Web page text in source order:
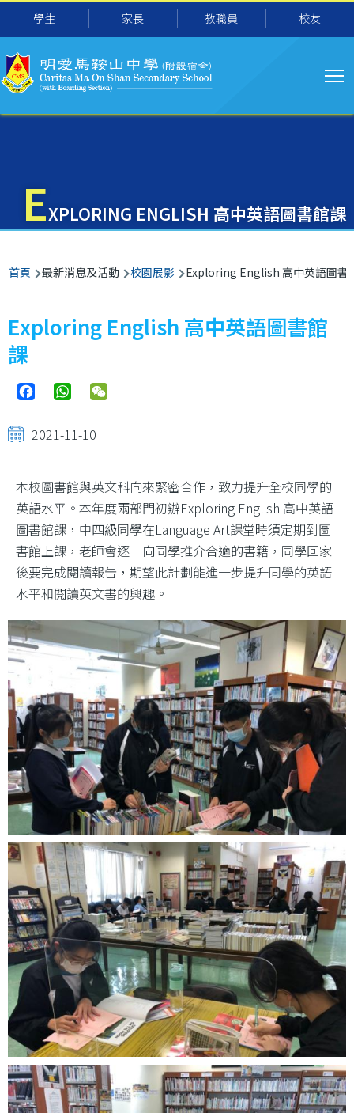
移至主內容
學生 家長 教職員 校友
导
航
EXPLORING ENGLISH 高中英語圖書館課
導
航
連
結
首頁 最新消息及活動 校園展影 Exploring English 高中英語圖書
Exploring English 高中英語圖書館
課
FacebookWhatsApp
2021-11-10
本校圖書館與英文科向來緊密合作，致力提升全校同學的
英語水平。本年度兩部門初辦Exploring English 高中英語
圖書館課，中四級同學在Language Art課堂時須定期到圖
書館上課，老師會逐一向同學推介合適的書籍，同學回家
後要完成閱讀報告，期望此計劃能進一步提升同學的英語
水平和閱讀英文書的興趣。